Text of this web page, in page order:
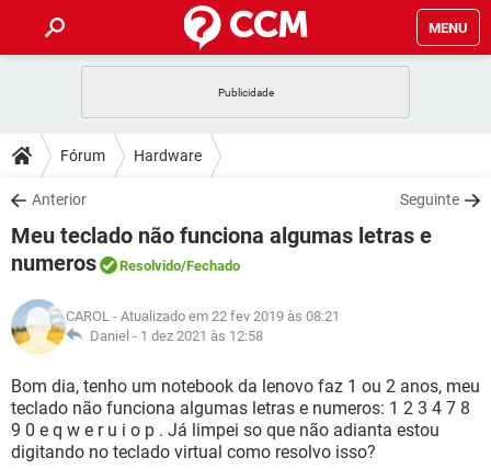
MENU
CELULAR
OUTLOOK
INSTAGRAM GMAIL
GUIA DE COMPRAS
DICAS
JOGOS
OUTLOOK
GUIA DE COMPRAS
DOWNLOADS
JOGOS WHATSAPP
CELULAR
OUTLOOK EXCEL
INSTAGRAM
GUIA DE COMPRAS
CELULAR FACEBOOK
INSTAGRAM GMAIL
GUIA DE COMPRAS
GLOSSÁRIO
JOGOS
CELULAR FACEBOOK
OUTLOOK EXCEL
INSTAGRAM GMAIL
Fórum Hardware
Anterior Seguinte
Meu teclado não funciona algumas letras e
numeros
Resolvido/Fechado
CAROL - Atualizado em 22 fev 2019 às 08:21
Daniel - 1 dez 2021 às 12:58
Bom dia, tenho um notebook da lenovo faz 1 ou 2 anos, meu
teclado não funciona algumas letras e numeros: 1 2 3 4 7 8
9 0 e q w e r u i o p . Já limpei so que não adianta estou
digitando no teclado virtual como resolvo isso?